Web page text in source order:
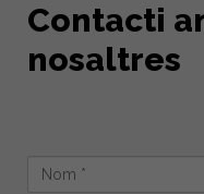
Contacti
nosaltres